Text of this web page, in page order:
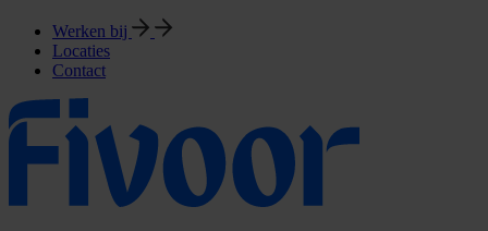
Werken bij
Locaties
Contact